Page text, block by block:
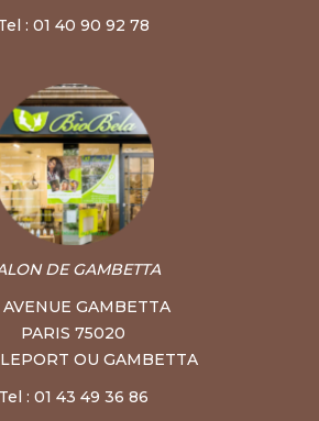
: 01 40 90 92 78
DE GAMBETTA
AVENUE GAMBETTA
PARIS 75020
OU GAMBETTA
Tel : 01 43 49 36 86